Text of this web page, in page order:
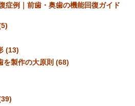
症例｜前歯・奥歯の機能回復ガイド
(13)
を製作の大原則 (68)